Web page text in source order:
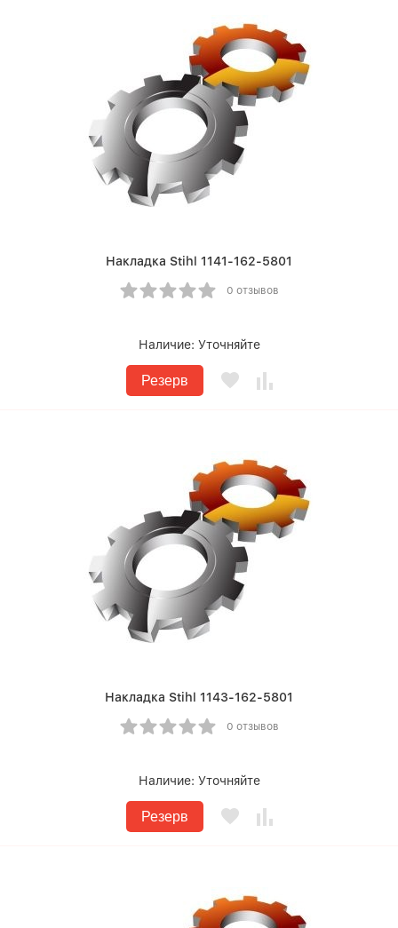
Накладка Stihl 1141-162-5801
0 отзывов
Наличие: Уточняйте
Резерв
Накладка Stihl 1143-162-5801
0 отзывов
Наличие: Уточняйте
Резерв